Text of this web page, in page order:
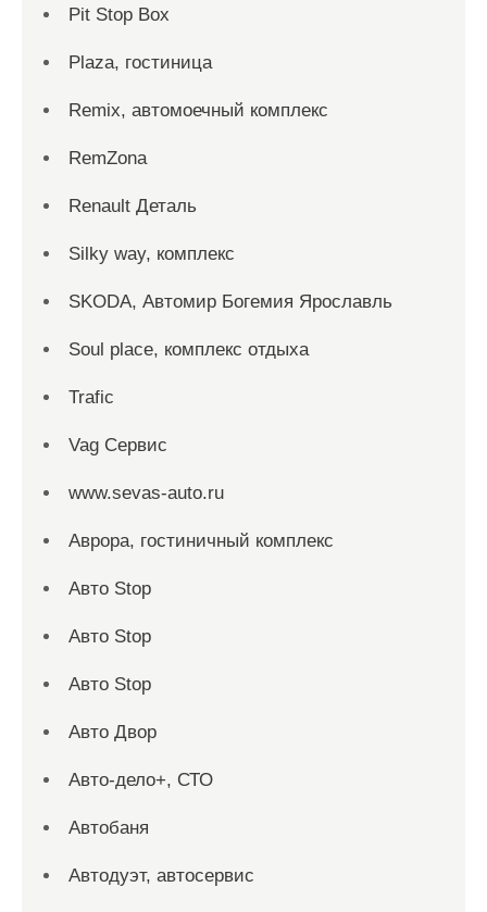
Pit Stop Box
Plaza, гостиница
Remix, автомоечный комплекс
RemZona
Renault Деталь
Silky way, комплекс
SKODA, Автомир Богемия Ярославль
Soul place, комплекс отдыха
Trafic
Vag Сервис
www.sevas-auto.ru
Аврора, гостиничный комплекс
Авто Stop
Авто Stop
Авто Stop
Авто Двор
Авто-дело+, СТО
Автобаня
Автодуэт, автосервис